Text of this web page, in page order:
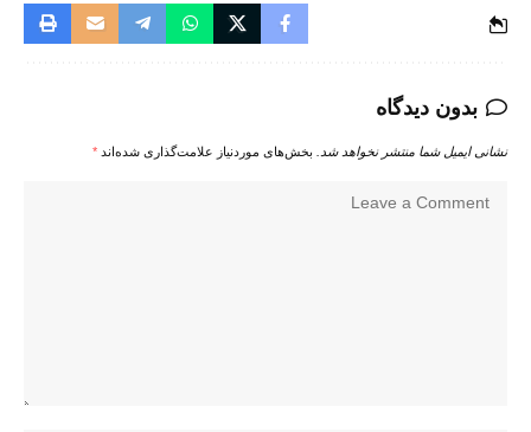
بدون دیدگاه
نشانی ایمیل شما منتشر نخواهد شد. بخش‌های موردنیاز علامت‌گذاری شده‌اند *